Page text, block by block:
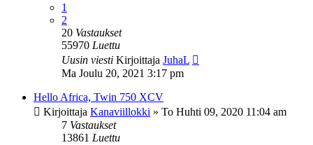
1
2
20 Vastaukset
55970 Luettu
Uusin viesti Kirjoittaja JuhaL
Ma Joulu 20, 2021 3:17 pm
Hello Africa, Twin 750 XCV
Kirjoittaja Kanaviillokki » To Huhti 09, 2020 11:04 am
7 Vastaukset
13861 Luettu